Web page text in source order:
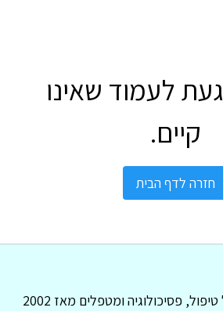
לעמוד שאינו
קיים.
חזרה לדף הבית
פסיכולוגיה ומטפלים מאז 2002